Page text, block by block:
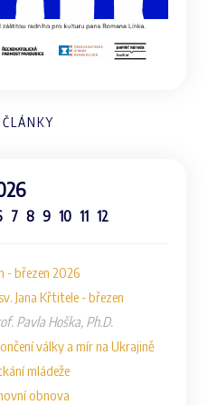
7 8 9 10 11 12
- březen 2026
Jana Křtitele - březen
Pavla Hoška, Ph.D.
války a mír na Ukrajině
mládeže
obnova